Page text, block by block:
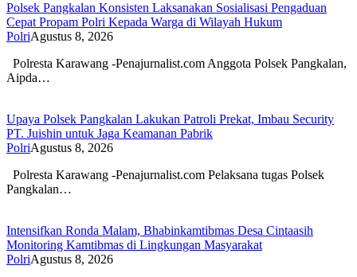
Polsek Pangkalan Konsisten Laksanakan Sosialisasi Pengaduan
Cepat Propam Polri Kepada Warga di Wilayah Hukum
PolriAgustus 8, 2026
Polresta Karawang -Penajurnalist.com Anggota Polsek Pangkalan,
Aipda…
Upaya Polsek Pangkalan Lakukan Patroli Prekat, Imbau Security
PT. Juishin untuk Jaga Keamanan Pabrik
PolriAgustus 8, 2026
Polresta Karawang -Penajurnalist.com Pelaksana tugas Polsek
Pangkalan…
Intensifkan Ronda Malam, Bhabinkamtibmas Desa Cintaasih
Monitoring Kamtibmas di Lingkungan Masyarakat
PolriAgustus 8, 2026